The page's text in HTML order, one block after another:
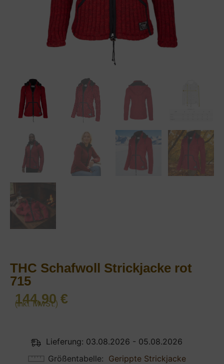
THC Schafwoll Strickjacke rot
715
144,90 €
(inkl. MwSt.)
Lieferung: 03.08.2026 - 05.08.2026
Größentabelle
Gerippte Strickjacke